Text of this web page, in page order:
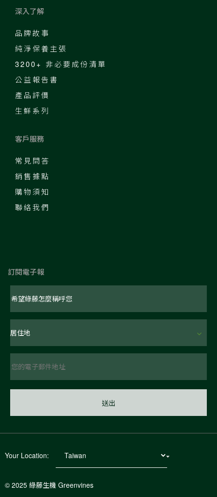
深入了解
品牌故事
純淨保養主張
3200+ 非必要成份清單
公益報告書
產品評價
生鮮系列
客戶服務
常見問答
銷售據點
購物須知
聯絡我們
訂閱電子報
© 2025 綠藤生機 Greenvines
Your Location: